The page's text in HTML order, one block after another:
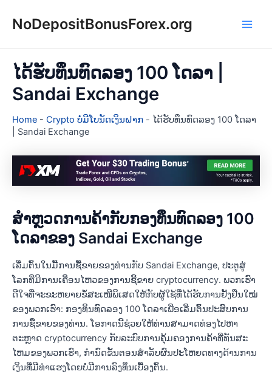
NoDepositBonusForex.org
ໄດ້ຮັບທຶນທົດລອງ 100 ໂດລາ |
Sandai Exchange
Home - Crypto ບໍ່ມີໂບນັດເງິນຝາກ - ໄດ້ຮັບທຶນທົດລອງ 100 ໂດລາ
| Sandai Exchange
ສຳຫຼວດການຄ້າກັບກອງທຶນທົດລອງ 100
ໂດລາຂອງ Sandai Exchange
ເລີ່ມຕົ້ນໃນມື້ການຊື້ຂາຍຂອງທ່ານກັບ Sandai Exchange, ປະຕູສູ່
ໂລກທີ່ມີການເຄື່ອນໄຫວຂອງການຊື້ຂາຍ cryptocurrency. ພວກເຮົາ
ດີໃຈທີ່ຈະຂະຫຍາຍຂໍ້ສະເໜີພິເສດໃຫ້ກັບຜູ້ໃຊ້ທີ່ໄດ້ຮັບການຢັ້ງຢືນໃໝ່
ຂອງພວກເຮົາ: ກອງທຶນທົດລອງ 100 ໂດລາເພື່ອເລີ່ມຕົ້ນປະສົບການ
ການຊື້ຂາຍຂອງທ່ານ. ໂອກາດນີ້ຊ່ວຍໃຫ້ທ່ານສາມາດທ່ອງໄປຫາ
ຕະຫຼາດ cryptocurrency ກັບລະບົບການຄຸ້ມຄອງການຄ້າທີ່ທັນສະ
ໄຫມຂອງພວກເຮົາ, ກໍານົດຂັ້ນຕອນສໍາລັບຜົນປະໂຫຍດທາງດ້ານການ
ເງິນທີ່ມີທ່າແຮງໂດຍບໍ່ມີການລົງທຶນເບື້ອງຕົ້ນ.